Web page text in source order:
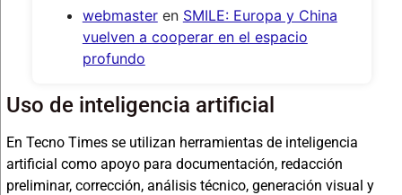
webmasteren SMILE: Europa y China
vuelven a cooperar en el espacio
profundo
Uso de inteligencia artificial
En Tecno Times se utilizan herramientas de inteligencia
artificial como apoyo para documentación, redacción
preliminar, corrección, análisis técnico, generación visual y